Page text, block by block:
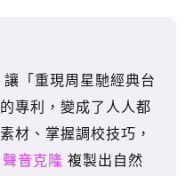
「重現周星馳經典台
專利，變成了人人都
材、掌握調校技巧，
音克隆 複製出自然